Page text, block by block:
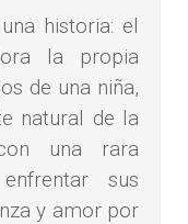
historia: el
la propia
de una niña,
natural de la
una rara
sus
y amor por